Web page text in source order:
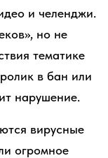
и челенджи.
но не
тематике
в бан или
нарушение.
вирусные
огромное